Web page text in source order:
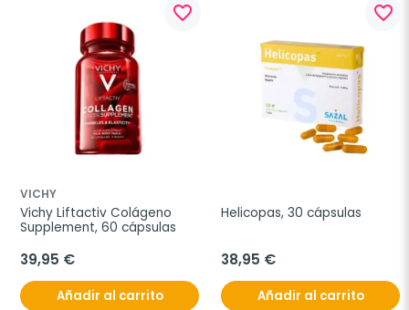
favorite_border
VICHY
Vichy Liftactiv Colágeno
Supplement, 60 cápsulas
39,95 €
Añadir al carrito
favorite_border
Helicopas, 30 cápsulas
38,95 €
Añadir al carrito